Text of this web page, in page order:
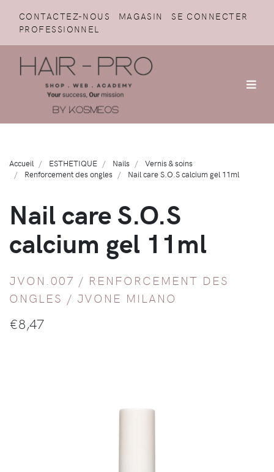
CONTACTEZ-NOUS MAGASIN
SE CONNECTER
PROFESSIONNEL
Accueil ESTHETIQUE Nails
Vernis & soins
Renforcement des ongles
Nail care S.O.S calcium gel 11ml
Nail care S.O.S
calcium gel 11ml
JVON.007 / RENFORCEMENT DES
ONGLES / JVONE MILANO
€8,47